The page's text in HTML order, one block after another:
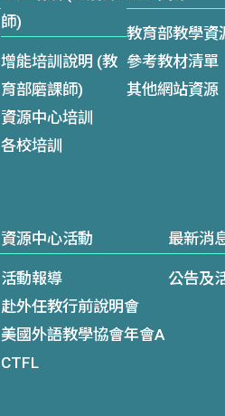
師)
增能培訓說明 (教
育部磨課師)
資源中心培訓
各校培訓
教育部教學資
參考教材清單
其他網站資源
資源中心活動
活動報導
赴外任教行前說明會
美國外語教學協會年會A
CTFL
最新消
公告及